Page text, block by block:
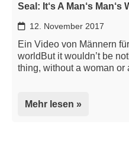
Seal: It‘s A Man‘s Man‘s
12. November 2017
Ein Video von Männern
worldBut it wouldn’t be
thing, without a woman
Mehr lesen »